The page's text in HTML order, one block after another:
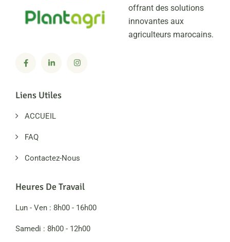
offrant des solutions
innovantes aux
agriculteurs marocains.
Liens Utiles
ACCUEIL
FAQ
Contactez-Nous
Heures De Travail
Lun - Ven : 8h00 - 16h00
Samedi : 8h00 - 12h00